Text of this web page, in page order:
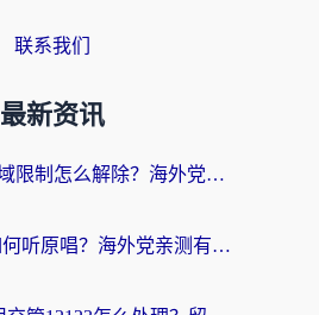
联系我们
最新资讯
优酷手机app地域限制怎么解除？海外党亲测有效的追剧方案
全民K歌国外如何听原唱？海外党亲测有效的回国加速器选择指南